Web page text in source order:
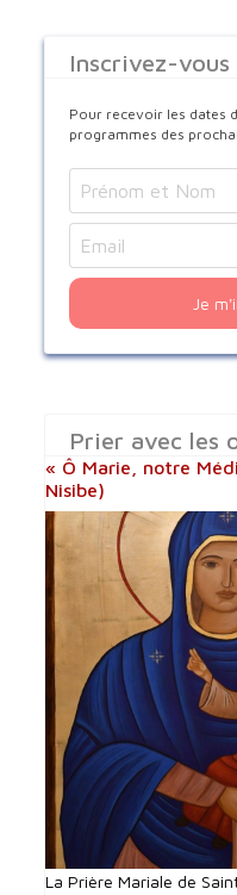
Inscrivez-vous
Pour recevoir les dates
programmes des
Je
Prier avec les
« Ô Marie, notre
Nisibe)
La Prière Mariale de